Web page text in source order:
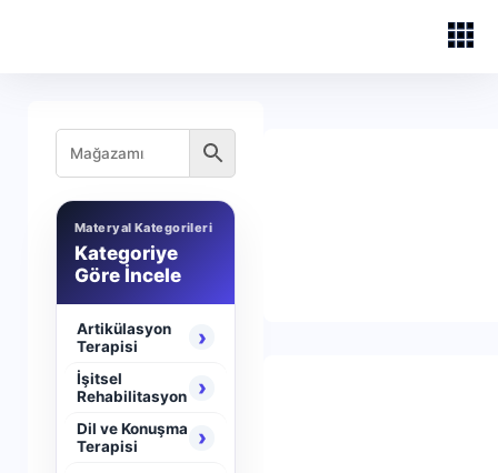
Materyal Kategorileri
Kategoriye
Göre İncele
Artikülasyon
Terapisi
›
İşitsel
Rehabilitasyon
›
Dil ve Konuşma
Terapisi
›